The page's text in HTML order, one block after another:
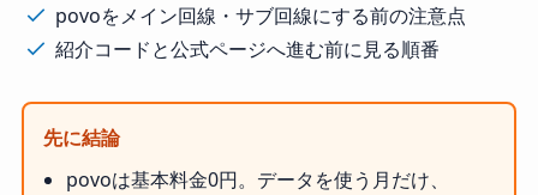
povoをメイン回線・サブ回線にする前の注意点
紹介コードと公式ページへ進む前に見る順番
先に結論
povoは基本料金0円。データを使う月だけ、